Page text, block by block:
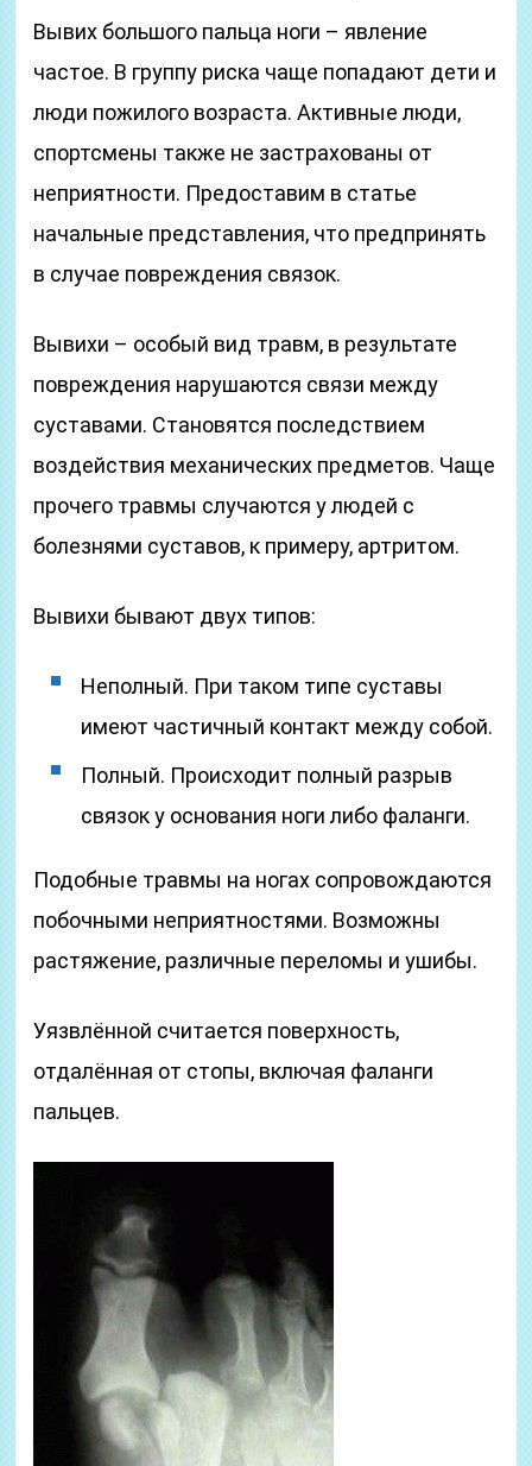
Вывих большого пальца ноги – явление
частое. В группу риска чаще попадают дети и
люди пожилого возраста. Активные люди,
спортсмены также не застрахованы от
неприятности. Предоставим в статье
начальные представления, что предпринять
в случае повреждения связок.
Вывихи – особый вид травм, в результате
повреждения нарушаются связи между
суставами. Становятся последствием
воздействия механических предметов. Чаще
прочего травмы случаются у людей с
болезнями суставов, к примеру, артритом.
Вывихи бывают двух типов:
Неполный. При таком типе суставы
имеют частичный контакт между собой.
Полный. Происходит полный разрыв
связок у основания ноги либо фаланги.
Подобные травмы на ногах сопровождаются
побочными неприятностями. Возможны
растяжение, различные переломы и ушибы.
Уязвлённой считается поверхность,
отдалённая от стопы, включая фаланги
пальцев.